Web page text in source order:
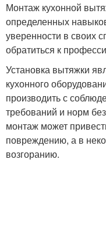
Монтаж кухонной
определенных
уверенности в своих
обратиться к
Установка вытяжки
кухонного
производить с
требований и норм
монтаж может
повреждению, а в
возгоранию.